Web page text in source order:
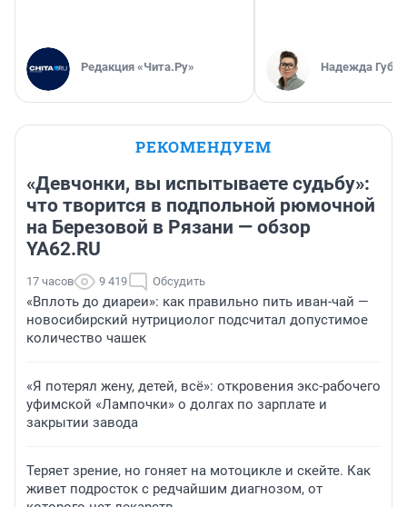
Редакция «Чита.Ру» Надежда
РЕКОМЕНДУЕМ
«Девчонки, вы испытываете судьбу»:
что творится в подпольной рюмочной
на Березовой в Рязани — обзор
YA62.RU
17 часов 9 419 Обсудить
«Вплоть до диареи»: как правильно пить иван-чай —
новосибирский нутрициолог подсчитал допустимое
количество чашек
«Я потерял жену, детей, всё»: откровения экс-рабочего
уфимской «Лампочки» о долгах по зарплате и
закрытии завода
Теряет зрение, но гоняет на мотоцикле и скейте. Как
живет подросток с редчайшим диагнозом, от